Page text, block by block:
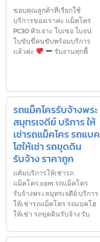
ขอบคุณลูกค้าที่เรียกใช้
บริการของเราค่ะ แม็คโคร
PC30 หัวเจาะ ใบเซอ ใบจป.
ใบขับขี่คนขับพร้อมบริการ
แล้วค่ะ
รับงานทุกพื้
รถแม็คโครรับจ้างพระ
สมุทรเจดีย์ บริการ ให้
เช่ารถแม็คโคร รถแบค
โฮให้เช่า รถขุดดิน
รับจ้าง ราคาถูก
แต้มบริการให้เช่ารถ
แม็คโคร.com รถแม็คโคร
รับจ้างพระสมุทรเจดีย์ บริการ
ให้เช่ารถแม็คโคร รถแบคโฮ
ให้เช่า รถขุดดินรับจ้าง รับ